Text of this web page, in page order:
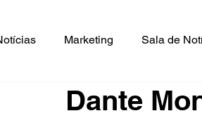
Marketing Sala de
Dante